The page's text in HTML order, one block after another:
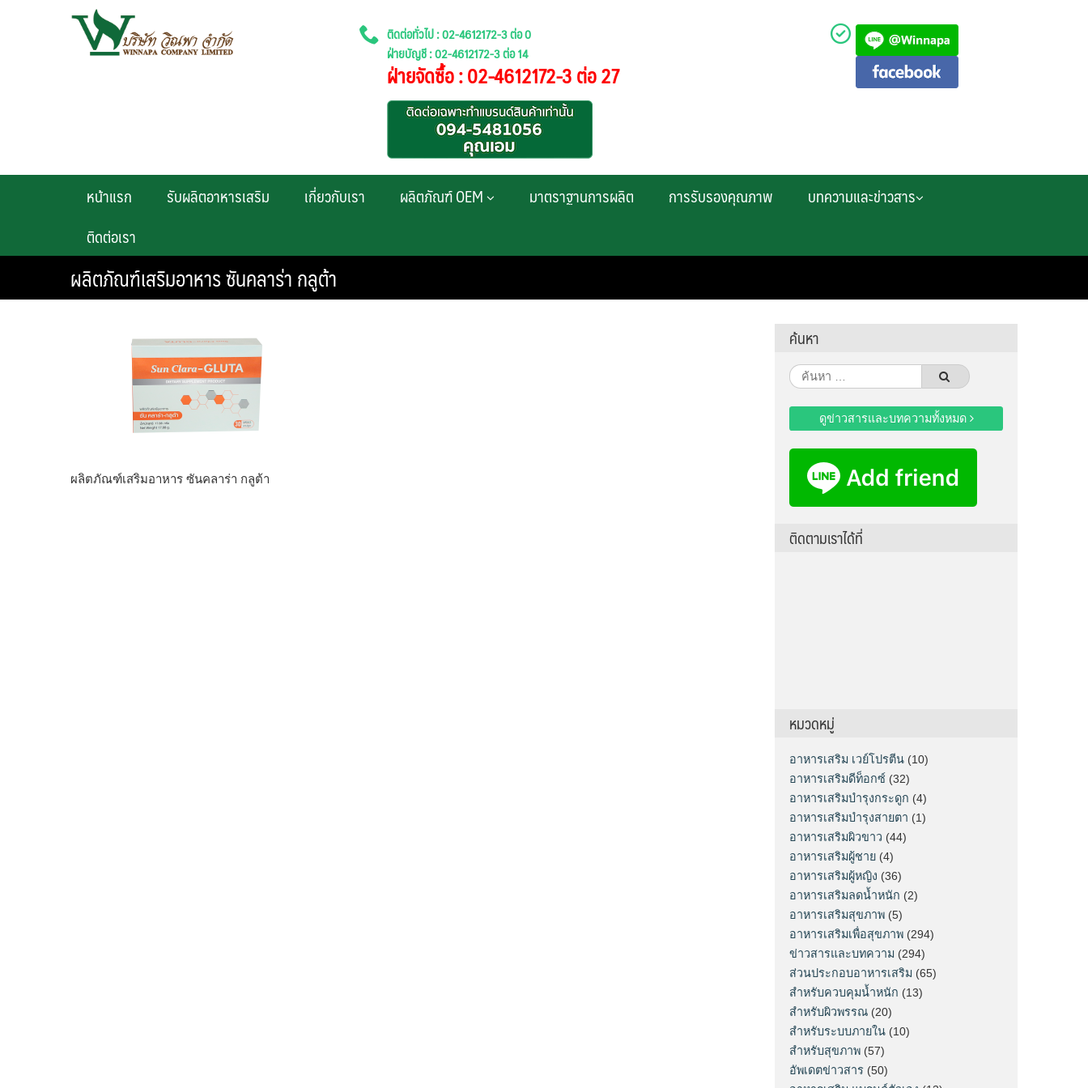
ติดต่อทั่วไป : 02-4612172-3 ต่อ 0
ฝ่ายบัญชี : 02-4612172-3 ต่อ 14
ฝ่ายจัดซื้อ : 02-4612172-3 ต่อ 27
หน้าแรก รับผลิตอาหารเสริม เกี่ยวกับเรา ผลิตภัณฑ์ OEM มาตราฐานการผลิต การรับรองคุณภาพ
บทความและข่าวสาร
ติดต่อเรา
ผลิตภัณฑ์เสริมอาหาร ซันคลาร่า กลูต้า
ผลิตภัณฑ์เสริมอาหาร ซันคลาร่า กลูต้า
ค้นหา
ค้นหา
สำหรับ:
ดูข่าวสารและบทความทั้งหมด
ติดตามเราได้ที่
หมวดหมู่
อาหารเสริม เวย์โปรตีน (10)
อาหารเสริมดีท็อกซ์ (32)
อาหารเสริมบำรุงกระดูก (4)
อาหารเสริมบำรุงสายตา (1)
อาหารเสริมผิวขาว (44)
อาหารเสริมผู้ชาย (4)
อาหารเสริมผู้หญิง (36)
อาหารเสริมลดน้ำหนัก (2)
อาหารเสริมสุขภาพ (5)
อาหารเสริมเพื่อสุขภาพ (294)
ข่าวสารและบทความ (294)
ส่วนประกอบอาหารเสริม (65)
สำหรับควบคุมน้ำหนัก (13)
สำหรับผิวพรรณ (20)
สำหรับระบบภายใน (10)
สำหรับสุขภาพ (57)
อัพเดตข่าวสาร (50)